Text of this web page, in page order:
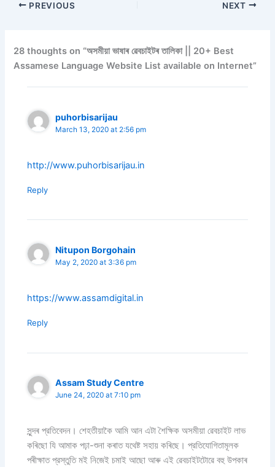
PREVIOUS NEXT
28 thoughts on “অসমীয়া ভাষাৰ ৱেবচাইটৰ তালিকা || 20+ Best
Assamese Language Website List available on Internet”
puhorbisarijau
March 13, 2020 at 2:56 pm
http://www.puhorbisarijau.in
Reply
Nitupon Borgohain
May 2, 2020 at 3:36 pm
https://www.assamdigital.in
Reply
Assam Study Centre
June 24, 2020 at 7:10 pm
সুন্দৰ প্রতিবেদন। শেহতীয়াকৈ আমি আন এটা শৈক্ষিক অসমীয়া ৱেবচাইট লাভ
কৰিছো যি আমাক পঢ়া-শুনা কৰাত যথেষ্ট সহায় কৰিছে। প্রতিযোগিতামূলক
পৰীক্ষাত প্রস্তুতি মই নিজেই চমাই আছো আৰু এই ৱেবচাইটটোৱে বহু উপকাৰ